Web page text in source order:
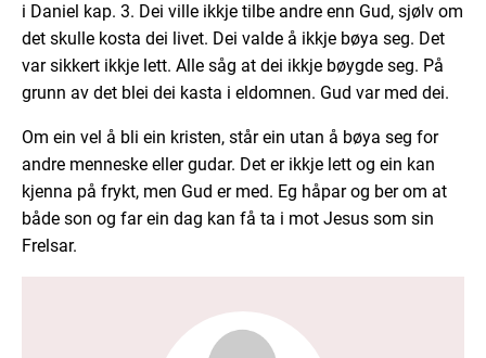
i Daniel kap. 3. Dei ville ikkje tilbe andre enn Gud, sjølv om
det skulle kosta dei livet. Dei valde å ikkje bøya seg. Det
var sikkert ikkje lett. Alle såg at dei ikkje bøygde seg. På
grunn av det blei dei kasta i eldomnen. Gud var med dei.
Om ein vel å bli ein kristen, står ein utan å bøya seg for
andre menneske eller gudar. Det er ikkje lett og ein kan
kjenna på frykt, men Gud er med. Eg håpar og ber om at
både son og far ein dag kan få ta i mot Jesus som sin
Frelsar.